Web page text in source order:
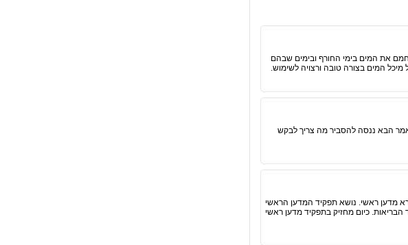
את המים בימי החורף ובימים שבהם
המים בצורה טובה ורצויה לשימוש.
הבא ננסה להסביר מה צריך לבקש
מדען ראשי. נושא תפקיד המדען הראשי
כיום מחזיק בתפקיד מדען ראשי